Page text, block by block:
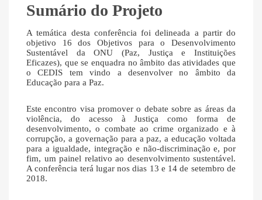
Sumário do Projeto
A temática desta conferência foi delineada a partir do
objetivo 16 dos Objetivos para o Desenvolvimento
Sustentável da ONU (Paz, Justiça e Instituições
Eficazes), que se enquadra no âmbito das atividades que
o CEDIS tem vindo a desenvolver no âmbito da
Educação para a Paz.
Este encontro visa promover o debate sobre as áreas da
violência, do acesso à Justiça como forma de
desenvolvimento, o combate ao crime organizado e à
corrupção, a governação para a paz, a educação voltada
para a igualdade, integração e não-discriminação e, por
fim, um painel relativo ao desenvolvimento sustentável.
A conferência terá lugar nos dias 13 e 14 de setembro de
2018.